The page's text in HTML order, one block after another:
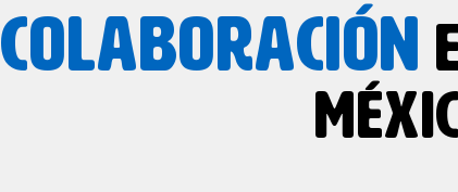
COLABORACIÓN